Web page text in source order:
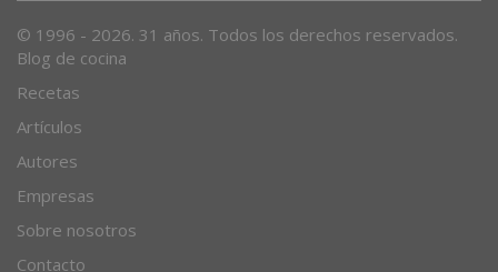
Blog de cocina
Recetas
Artículos
Autores
Empresas